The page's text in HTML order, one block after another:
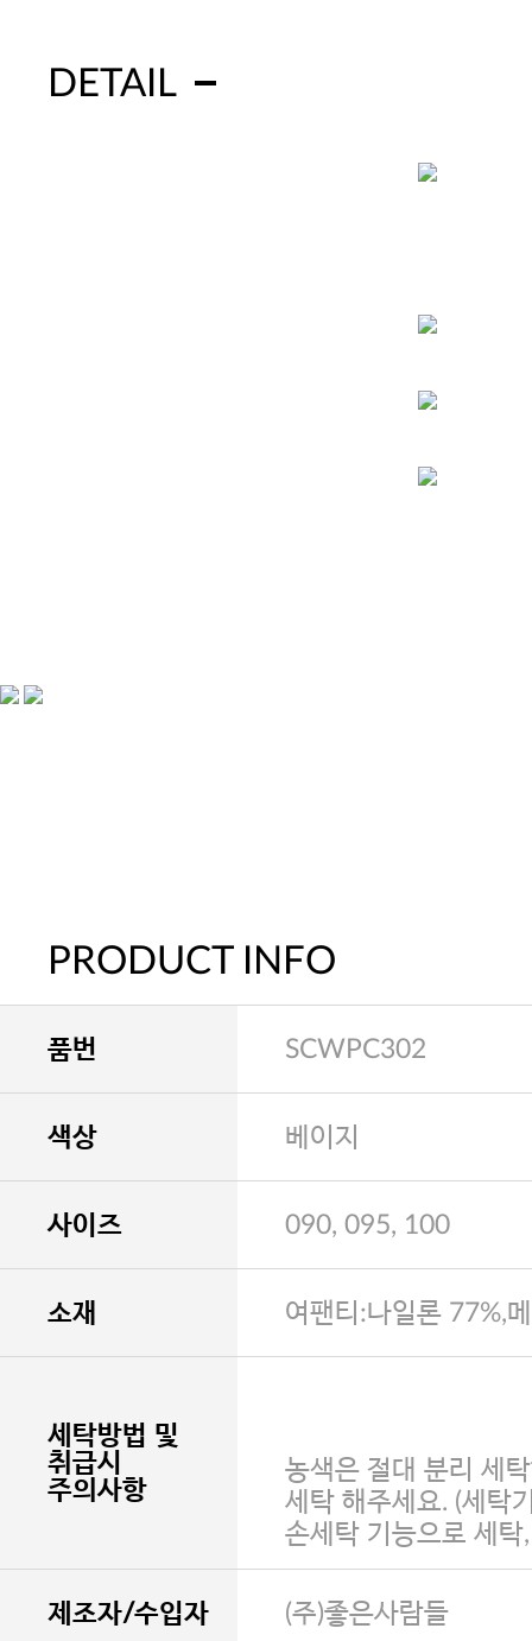
DETAIL
PRODUCT INFO
품번 SCWPC302
색상 베이지
사이즈 090, 095, 100
소재 여팬티:나일론 77%,
세탁방법 및
취급시
주의사항
농색은 절대 분리 세
세탁 해주세요. (세탁
손세탁 기능으로 세탁
제조자/수입자 (주)좋은사람들